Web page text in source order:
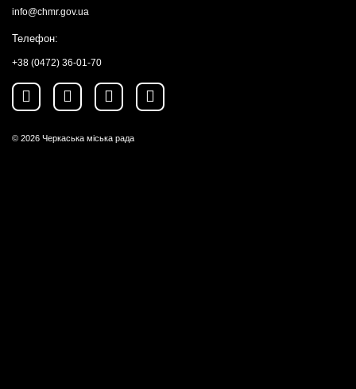
info@chmr.gov.ua
Телефон:
+38 (0472) 36-01-70
© 2026 Черкаська міська рада